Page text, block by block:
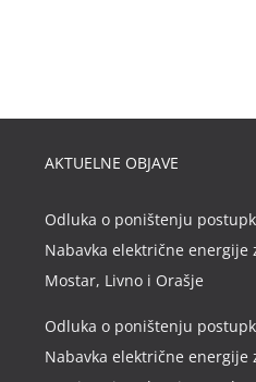
AKTUELNE OBJAVE
Odluka o poništenju
Nabavka električne energije
Mostar, Livno i Orašje
Odluka o poništenju
Nabavka električne energije